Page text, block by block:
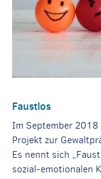
Faustlos
Im September 2018
Projekt zur
Es nennt sich
sozial-emotionalen